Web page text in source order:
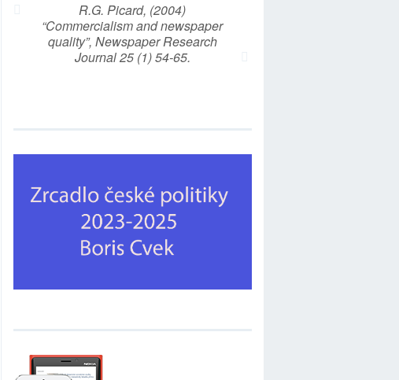
R.G. Picard, (2004)
“Commercialism and newspaper
quality”, Newspaper Research
Journal 25 (1) 54-65.